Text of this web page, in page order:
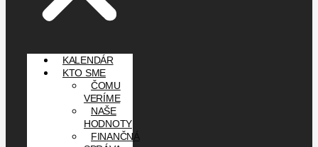
KALENDÁR
KTO SME
ČOMU
VERÍME
NAŠE
HODNOTY
FINANČNÁ